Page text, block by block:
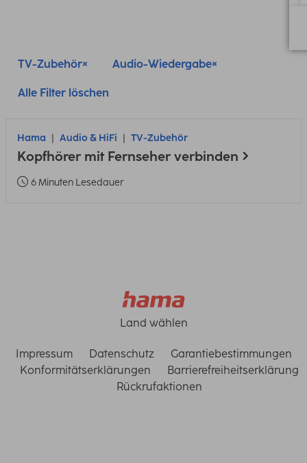
TV-Zubehör Audio-Wiedergabe
Alle Filter löschen
Hama Audio & HiFi TV-Zubehör
Kopfhörer mit Fernseher verbinden
6 Minuten Lesedauer
Land wählen
Impressum Datenschutz
Garantiebestimmungen
Konformitätserklärungen
Barrierefreiheitserklärung
Rückrufaktionen